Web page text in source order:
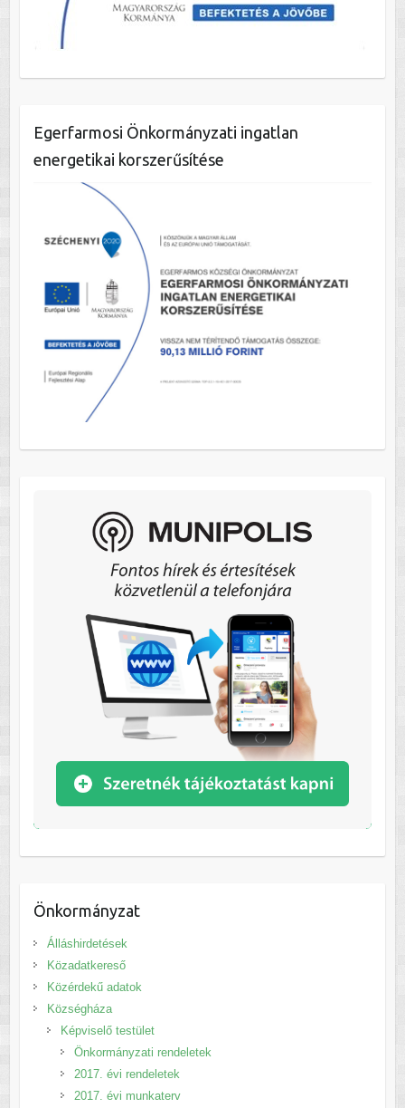
Egerfarmosi Önkormányzati ingatlan
energetikai korszerűsítése
Önkormányzat
Álláshirdetések
Közadatkereső
Közérdekű adatok
Községháza
Képviselő testület
Önkormányzati rendeletek
2017. évi rendeletek
2017. évi munkaterv